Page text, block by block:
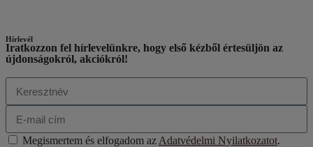
Hírlevél
Iratkozzon fel hírlevelünkre, hogy első kézből értesüljön az
újdonságokról, akciókról!
Megismertem és elfogadom az Adatvédelmi Nyilatkozatot.